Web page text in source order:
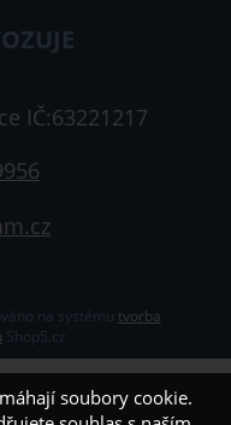
IČ:63221217
tvorba
soubory cookie.